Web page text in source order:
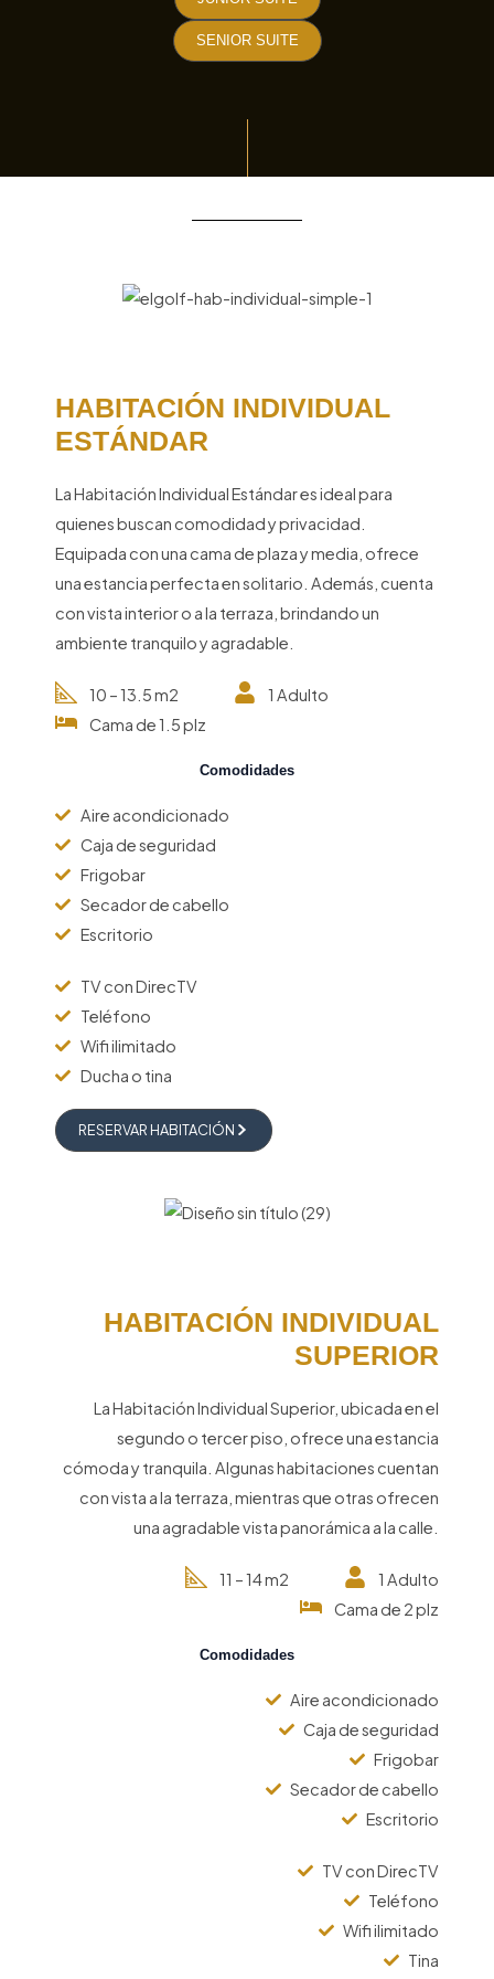
SENIOR SUITE
HABITACIÓN INDIVIDUAL
ESTÁNDAR
La Habitación Individual Estándar es ideal para
quienes buscan comodidad y privacidad.
Equipada con una cama de plaza y media, ofrece
una estancia perfecta en solitario. Además, cuenta
con vista interior o a la terraza, brindando un
ambiente tranquilo y agradable.
10 – 13.5 m2
1 Adulto
Cama de 1.5 plz
Comodidades
Aire acondicionado
Caja de seguridad
Frigobar
Secador de cabello
Escritorio
TV con DirecTV
Teléfono
Wifi ilimitado
Ducha o tina
RESERVAR HABITACIÓN
HABITACIÓN INDIVIDUAL
SUPERIOR
La Habitación Individual Superior, ubicada en el
segundo o tercer piso, ofrece una estancia
cómoda y tranquila. Algunas habitaciones cuentan
con vista a la terraza, mientras que otras ofrecen
una agradable vista panorámica a la calle.
11 – 14 m2
1 Adulto
Cama de 2 plz
Comodidades
Aire acondicionado
Caja de seguridad
Frigobar
Secador de cabello
Escritorio
TV con DirecTV
Teléfono
Wifi ilimitado
Tina